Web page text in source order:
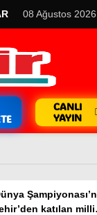
08 Ağustos
CANLI
YAYIN
katılan milli